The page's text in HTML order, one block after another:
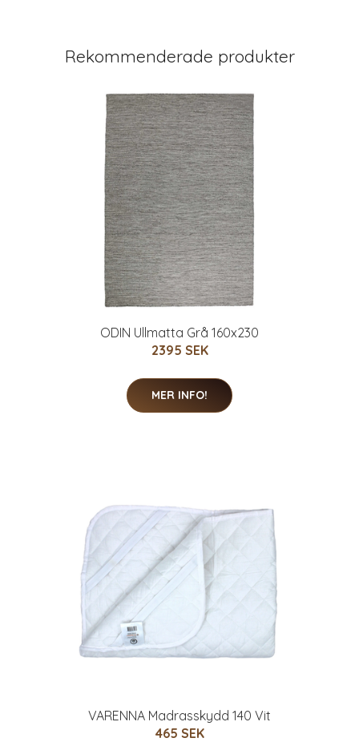
Rekommenderade produkter
ODIN Ullmatta Grå 160x230
2395 SEK
MER INFO!
VARENNA Madrasskydd 140 Vit
465 SEK